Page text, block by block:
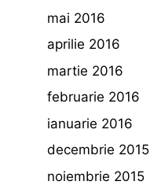
mai 2016
aprilie 2016
martie 2016
februarie 2016
ianuarie 2016
decembrie 2015
noiembrie 2015